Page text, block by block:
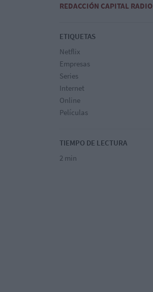
REDACCIÓN CAPITAL RADIO
ETIQUETAS
Netflix
Empresas
Series
Internet
Online
Películas
TIEMPO DE LECTURA
2 min